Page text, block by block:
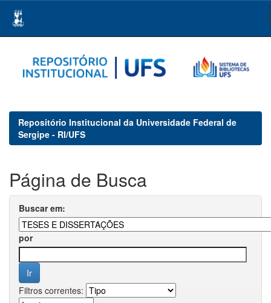
navigation
Repositório Institucional da Universidade Federal de
Sergipe - RI/UFS
Página de Busca
Buscar em:
por
Filtros correntes: